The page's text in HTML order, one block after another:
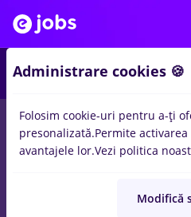
Salarii Remote (de acasă)
Administrare cookies 🍪
Folosim cookie-uri pentru a-ți
presonalizată.Permite
avantajele lor.Vezi politica
Modifică